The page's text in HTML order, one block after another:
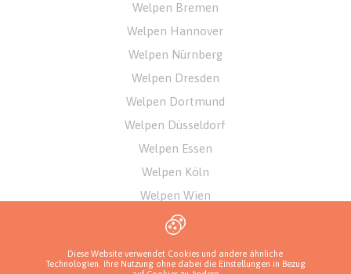
Welpen Bremen
Welpen Hannover
Welpen Nürnberg
Welpen Dresden
Welpen Dortmund
Welpen Düsseldorf
Welpen Essen
Welpen Köln
Welpen Wien
Welpen Innsbruck
Welpen Bern
Diese Website verwendet Cookies und andere ähnliche
Technologien. Ihre Nutzung ohne dabei die Einstellungen in Bezug